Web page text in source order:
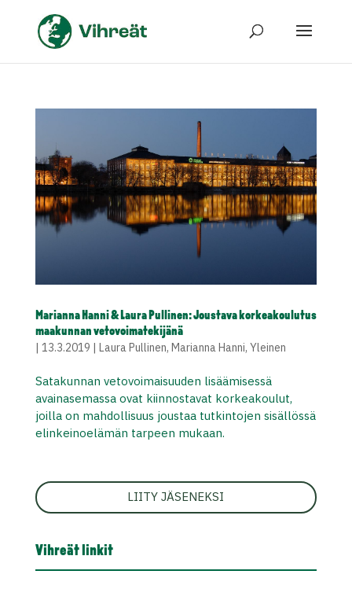
Marianna Hanni & Laura Pullinen: Joustava korkeakoulutus
maakunnan vetovoimatekijänä
| 13.3.2019 | Laura Pullinen, Marianna Hanni, Yleinen
Satakunnan vetovoimaisuuden lisäämisessä
avainasemassa ovat kiinnostavat korkeakoulut,
joilla on mahdollisuus joustaa tutkintojen sisällössä
elinkeinoelämän tarpeen mukaan.
LIITY JÄSENEKSI
Vihreät linkit